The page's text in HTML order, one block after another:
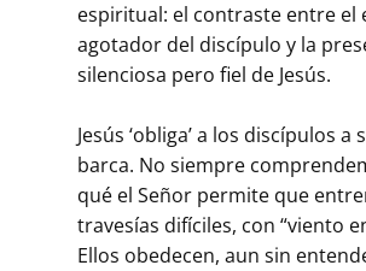
espiritual: el contraste entre el
agotador del discípulo y la
silenciosa pero fiel de Jesús.
Jesús ‘obliga’ a los discípulos a
barca. No siempre
qué el Señor permite que
travesías difíciles, con “viento
Ellos obedecen, aun sin